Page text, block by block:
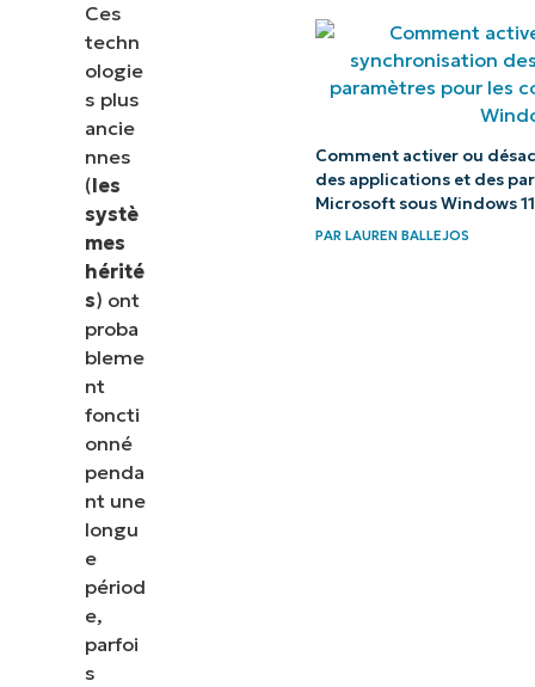
fonctionne
la
pour la
des
systèmes
hérités ?
Techniques
modernisation
aide à gérer
Ces
techn
ologie
s plus
ancie
nnes
(les
systè
mes
hérité
s) ont
proba
bleme
nt
foncti
onné
penda
nt une
longu
e
périod
e,
parfoi
s
Comment activer ou
des applications et des
Microsoft sous Windows 11
PAR LAUREN BALLEJOS